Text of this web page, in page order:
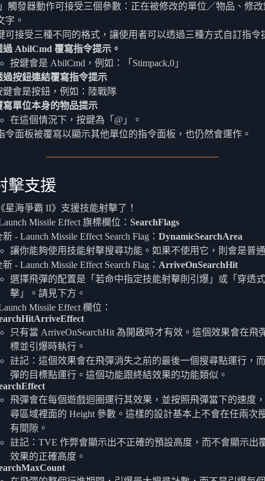
觸發器動作可接受三個參數：正在被修改的單位／物品、修
字。
可接受三種不同的格式，讓使用者可以透過三種方式自訂指令
過 AbilCmd 覆寫指令提示。
按鍵會是 AbilCmd，例如：「Stimpack,0」
過按鈕連結覆寫指令提示
鍵會是按鈕，例如：陸戰隊
寫單位本身的物品提示
在這個情況下，按鍵為「@」。
令面板被覆寫以顯示其他單位的指令面板，也仍然會運作。
擊支援
星海爭霸 II》支援技能射擊了！
Missile Effect 旗標欄位： SearchFlags
新 - Launch Missile Effect Search Flag： DynamicSearchArea
讓你能夠使用技能射擊搜尋功能。如果不使用它，則會是普
新 - Launch Missile Effect Search Flag： ArriveOnSearchHit
選擇飛彈的配置是「若命中指定技能射擊則引爆」或「穿透
擊」。請見下方。
Missile Effect 欄位：
只有當 ArriveOnSearchHit 為開啟時才有效。這個效果會在飛
標並引爆時執行。
註記：這個效果會在飛彈消失之前的最後一個搜尋點運行，
彈的目標點運行。這個功能跟終結效果的功能類似。
飛彈會在每個遊戲迴圈運行其效果，並按照飛彈當下的速度
尋區域裡面的 Height 參數。這樣的設計基本上不會在任兩次
有間隙。
註記：TVE 作弊會顯示出不正確的預設高度，而不會顯示出
效果的正確高度。